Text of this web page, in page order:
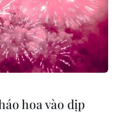
hoa vào dịp